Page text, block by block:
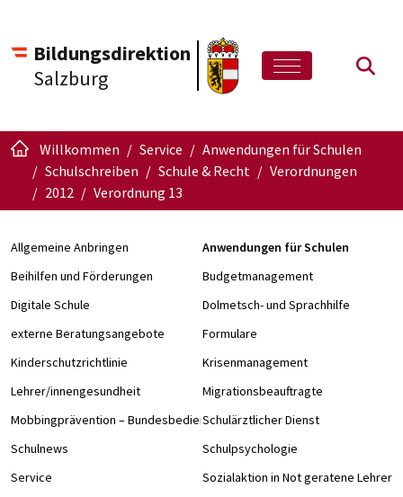
Bildungsdirektion
Salzburg
Willkommen Service
Anwendungen für Schulen
Schulschreiben
Schule & Recht
Verordnungen
2012
Verordnung 13
Allgemeine Anbringen
Anwendungen für Schulen
Beihilfen und Förderungen
Budgetmanagement
Digitale Schule
Dolmetsch- und Sprachhilfe
externe Beratungsangebote
Formulare
Kinderschutzrichtlinie
Krisenmanagement
Lehrer/innengesundheit
Migrationsbeauftragte
Mobbingprävention – Bundesbedienstete an Schulen
Schulärztlicher Dienst
Schulnews
Schulpsychologie
Service
Sozialaktion in Not geratene Lehrer/